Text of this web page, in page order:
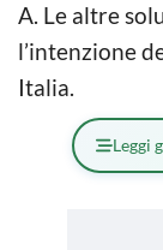
A. Le altre
l’intenzione
Italia.
Leggi